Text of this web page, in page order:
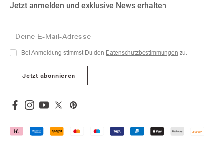
Facebook
Instagram
YouTube
X
Pinterest
Jetzt anmelden und exklusive News erhalten
Deine E-Mail-Adresse
Bei Anmeldung stimmst Du den Datenschutzbestimmungen zu.
Jetzt abonnieren
Facebook
Instagram
YouTube
X
Pinterest